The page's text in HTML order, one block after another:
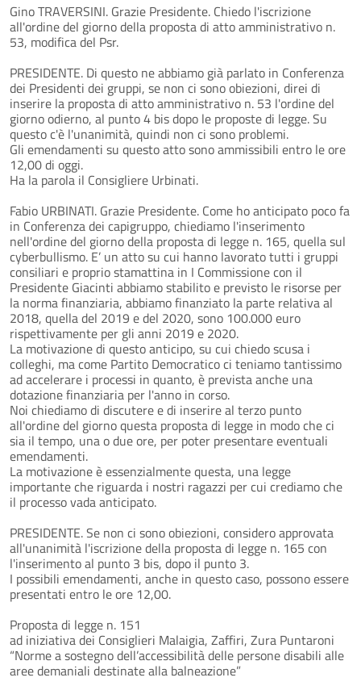
Gino TRAVERSINI. Grazie Presidente. Chiedo l'iscrizione
all'ordine del giorno della proposta di atto amministrativo n.
53, modifica del Psr.
PRESIDENTE. Di questo ne abbiamo già parlato in Conferenza
dei Presidenti dei gruppi, se non ci sono obiezioni, direi di
inserire la proposta di atto amministrativo n. 53 l'ordine del
giorno odierno, al punto 4 bis dopo le proposte di legge. Su
questo c'è l'unanimità, quindi non ci sono problemi.
Gli emendamenti su questo atto sono ammissibili entro le ore
12,00 di oggi.
Ha la parola il Consigliere Urbinati.
Fabio URBINATI. Grazie Presidente. Come ho anticipato poco fa
in Conferenza dei capigruppo, chiediamo l'inserimento
nell'ordine del giorno della proposta di legge n. 165, quella sul
cyberbullismo. E’ un atto su cui hanno lavorato tutti i gruppi
consiliari e proprio stamattina in I Commissione con il
Presidente Giacinti abbiamo stabilito e previsto le risorse per
la norma finanziaria, abbiamo finanziato la parte relativa al
2018, quella del 2019 e del 2020, sono 100.000 euro
rispettivamente per gli anni 2019 e 2020.
La motivazione di questo anticipo, su cui chiedo scusa i
colleghi, ma come Partito Democratico ci teniamo tantissimo
ad accelerare i processi in quanto, è prevista anche una
dotazione finanziaria per l'anno in corso.
Noi chiediamo di discutere e di inserire al terzo punto
all'ordine del giorno questa proposta di legge in modo che ci
sia il tempo, una o due ore, per poter presentare eventuali
emendamenti.
La motivazione è essenzialmente questa, una legge
importante che riguarda i nostri ragazzi per cui crediamo che
il processo vada anticipato.
PRESIDENTE. Se non ci sono obiezioni, considero approvata
all'unanimità l'iscrizione della proposta di legge n. 165 con
l'inserimento al punto 3 bis, dopo il punto 3.
I possibili emendamenti, anche in questo caso, possono essere
presentati entro le ore 12,00.
Proposta di legge n. 151
ad iniziativa dei Consiglieri Malaigia, Zaffiri, Zura Puntaroni
“Norme a sostegno dell’accessibilità delle persone disabili alle
aree demaniali destinate alla balneazione”